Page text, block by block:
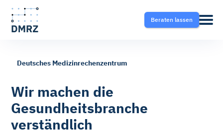
Beraten lassen
Krankentransport- und
Taxisoftware
Krankentransport
FAQ
Deutsches Medizinrechenzentrum
Wir machen die
Gesundheitsbranche
verständlich